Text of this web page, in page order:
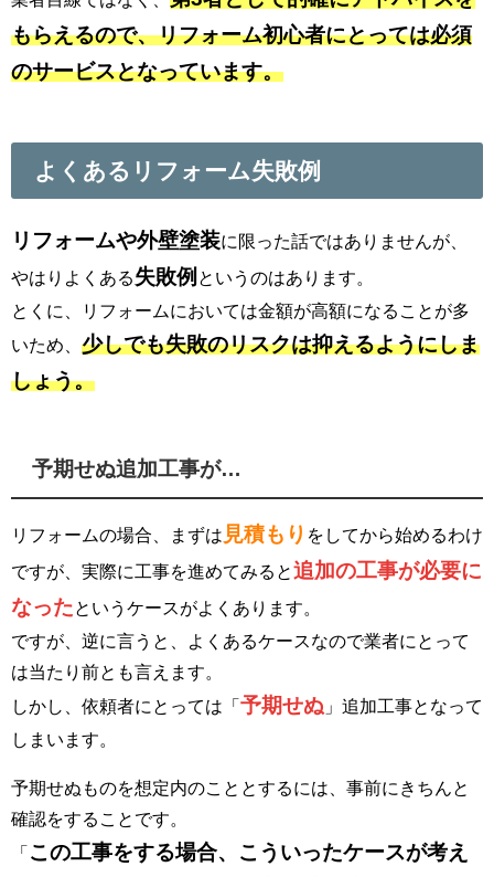
もらえるので、リフォーム初心者にとっては必須
のサービスとなっています。
よくあるリフォーム失敗例
リフォームや外壁塗装に限った話ではありませんが、
やはりよくある失敗例 というのはあります。
とくに、リフォームにおいては金額が高額になることが多
いため、 少しでも失敗のリスクは抑えるようにしま
しょう。
予期せぬ追加工事が…
リフォームの場合、まずは 見積もり をしてから始めるわけ
ですが、実際に工事を進めてみると追加の工事が必要に
なった というケースがよくあります。
ですが、逆に言うと、よくあるケースなので業者にとって
は当たり前とも言えます。
しかし、依頼者にとっては「 予期せぬ 」追加工事となって
しまいます。
予期せぬものを想定内のこととするには、事前にきちんと
確認をすることです。
「 この工事をする場合、こういったケースが考え